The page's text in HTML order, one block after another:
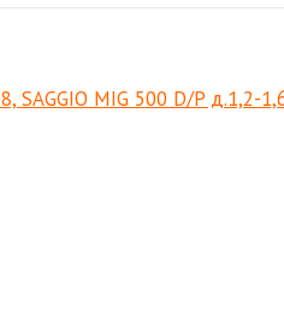
SAGGIO MIG 500 D/P д.1,2-